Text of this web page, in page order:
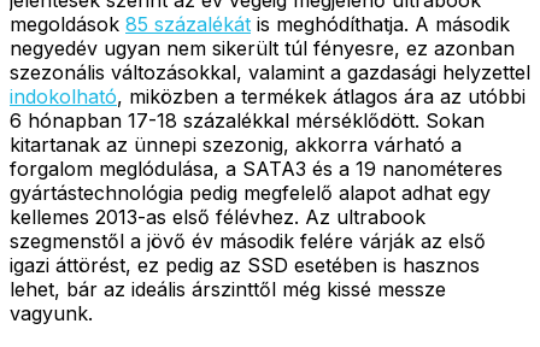
megoldások 85 százalékát is meghódíthatja. A második
negyedév ugyan nem sikerült túl fényesre, ez azonban
szezonális változásokkal, valamint a gazdasági helyzettel
indokolható, miközben a termékek átlagos ára az utóbbi
6 hónapban 17-18 százalékkal mérséklődött. Sokan
kitartanak az ünnepi szezonig, akkorra várható a
forgalom meglódulása, a SATA3 és a 19 nanométeres
gyártástechnológia pedig megfelelő alapot adhat egy
kellemes 2013-as első félévhez. Az ultrabook
szegmenstől a jövő év második felére várják az első
igazi áttörést, ez pedig az SSD esetében is hasznos
lehet, bár az ideális árszinttől még kissé messze
vagyunk.